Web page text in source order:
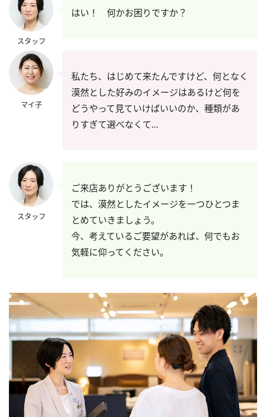
スタッフ
はい！ 何かお困りですか？
マイ子
私たち、はじめて来たんですけど、何となく
漠然とした好みのイメージはあるけど何を
どうやって見ていけばいいのか、種類があ
りすぎて選べなくて…
スタッフ
ご来店ありがとうございます！
では、漠然としたイメージを一つひとつま
とめていきましょう。
今、考えているご要望があれば、何でもお
気軽に仰ってください。